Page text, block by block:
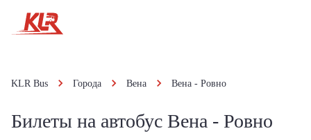
KLR Bus Города Вена Вена - Ровно
Билеты на автобус Вена - Ровно